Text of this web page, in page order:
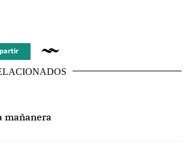
mañanera